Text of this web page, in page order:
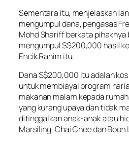
Sementara itu, menjelaskan
mengumpul dana, pengasas
Mohd Shariff berkata pihaknya
mengumpul S$200,000 hasil
Encik Rahim itu.
Dana S$200,000 itu adalah
untuk membiayai program
makanan malam kepada
yang kurang upaya dan tidak
ditinggalkan anak-anak atau
Marsiling, Chai Chee dan Boon